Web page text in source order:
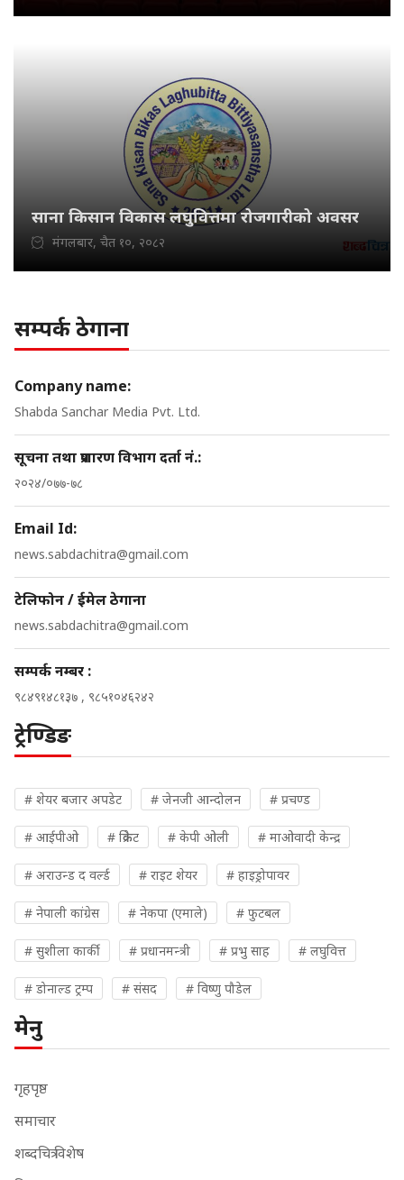
साना किसान विकास लघुवित्तमा रोजगारीको अवसर
मंगलबार, चैत १०, २०८२
सम्पर्क ठेगाना
Company name:
Shabda Sanchar Media Pvt. Ltd.
सूचना तथा प्रशारण विभाग दर्ता नं.:
२०२४/०७७-७८
Email Id:
news.sabdachitra@gmail.com
टेलिफोन / ईमेल ठेगाना
news.sabdachitra@gmail.com
सम्पर्क नम्बर :
९८४९१४८१३७ , ९८५१०४६२४२
ट्रेण्डिङ
# शेयर बजार अपडेट # जेनजी आन्दोलन # प्रचण्ड
# आईपीओ # क्रिकेट # केपी ओली # माओवादी केन्द्र
# अराउन्ड द वर्ल्ड # राइट शेयर # हाइड्रोपावर
# नेपाली कांग्रेस # नेकपा (एमाले) # फुटबल
# सुशीला कार्की # प्रधानमन्त्री # प्रभु साह # लघुवित्त
# डोनाल्ड ट्रम्प # संसद # विष्णु पौडेल
मेनु
गृहपृष्ठ
समाचार
शब्दचित्र विशेष